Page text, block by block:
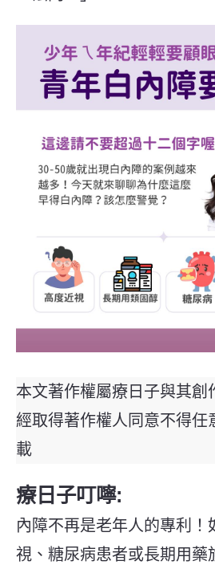
本文著作權屬療日子與其創
經取得著作權人同意不得任
載
療日子叮嚀:
內障不再是老年人的專利！
視、糖尿病患者或長期用藥